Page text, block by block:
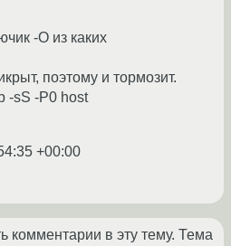
-O из каких
поэтому и тормозит.
-sS -P0 host
+00:00
комментарии в эту тему. Тема